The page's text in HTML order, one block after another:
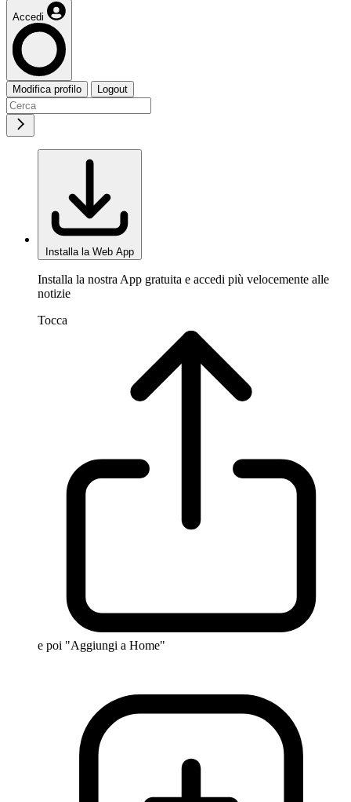
Accedi
Modifica profilo Logout
Installa la Web App
Installa la nostra App gratuita e accedi più velocemente alle
notizie
Tocca
e poi "Aggiungi a Home"